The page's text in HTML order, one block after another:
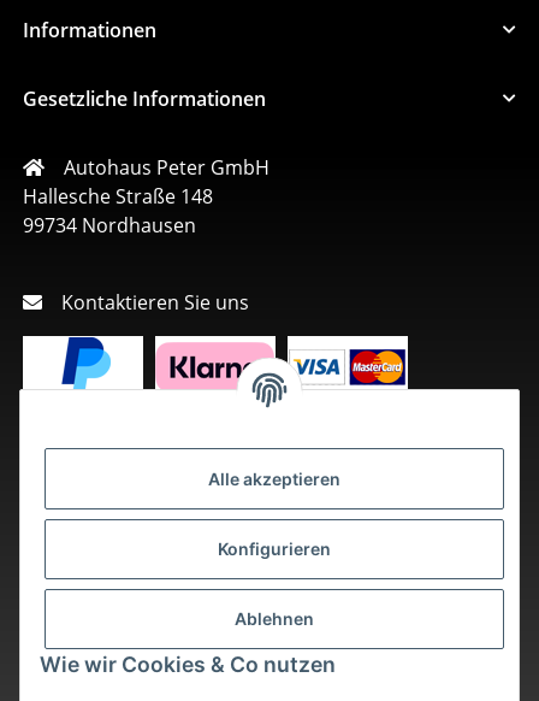
Alle akzeptieren
Konfigurieren
Ablehnen
Wie wir Cookies & Co nutzen
Informationen
Gesetzliche Informationen
Autohaus Peter GmbH
Hallesche Straße 148
99734 Nordhausen
Kontaktieren Sie uns